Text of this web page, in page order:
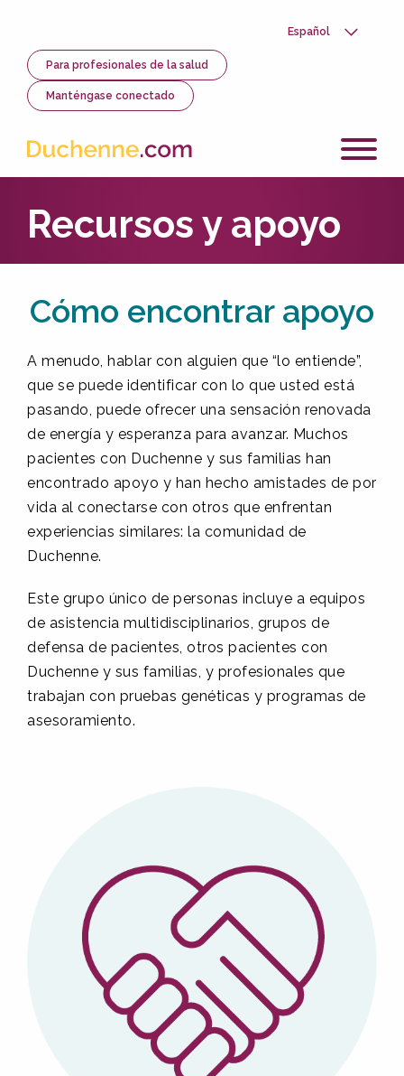
content
Select
Utility
Menu
Para profesionales de la salud
Manténgase conectado
Recursos y apoyo
Cómo encontrar apoyo
A menudo, hablar con alguien que “lo entiende”,
que se puede identificar con lo que usted está
pasando, puede ofrecer una sensación renovada
de energía y esperanza para avanzar. Muchos
pacientes con Duchenne y sus familias han
encontrado apoyo y han hecho amistades de por
vida al conectarse con otros que enfrentan
experiencias similares: la comunidad de
Duchenne.
Este grupo único de personas incluye a equipos
de asistencia multidisciplinarios, grupos de
defensa de pacientes, otros pacientes con
Duchenne y sus familias, y profesionales que
trabajan con pruebas genéticas y programas de
asesoramiento.